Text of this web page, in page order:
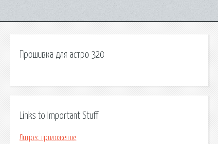
Прошивка для астро 320
Links to Important Stuff
Литрес приложение